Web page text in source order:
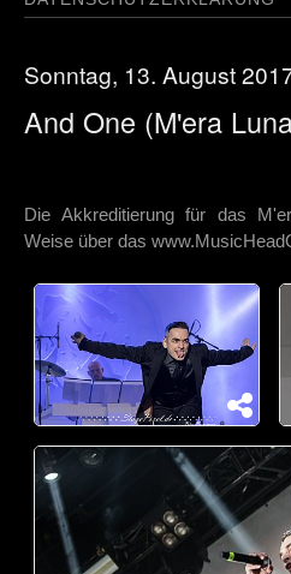
Sonntag, 13. August
And One (M'era
Die Akkreditierung für das
Weise über das